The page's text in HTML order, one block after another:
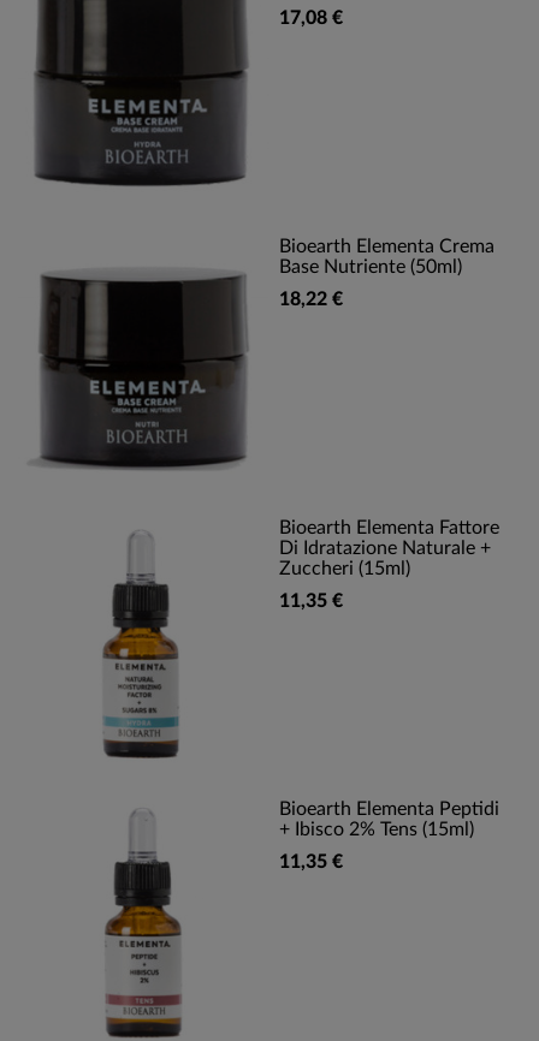
17,08 €
Bioearth Elementa Crema
Base Nutriente (50ml)
18,22 €
Bioearth Elementa Fattore
Di Idratazione Naturale +
Zuccheri (15ml)
11,35 €
Bioearth Elementa Peptidi
+ Ibisco 2% Tens (15ml)
11,35 €